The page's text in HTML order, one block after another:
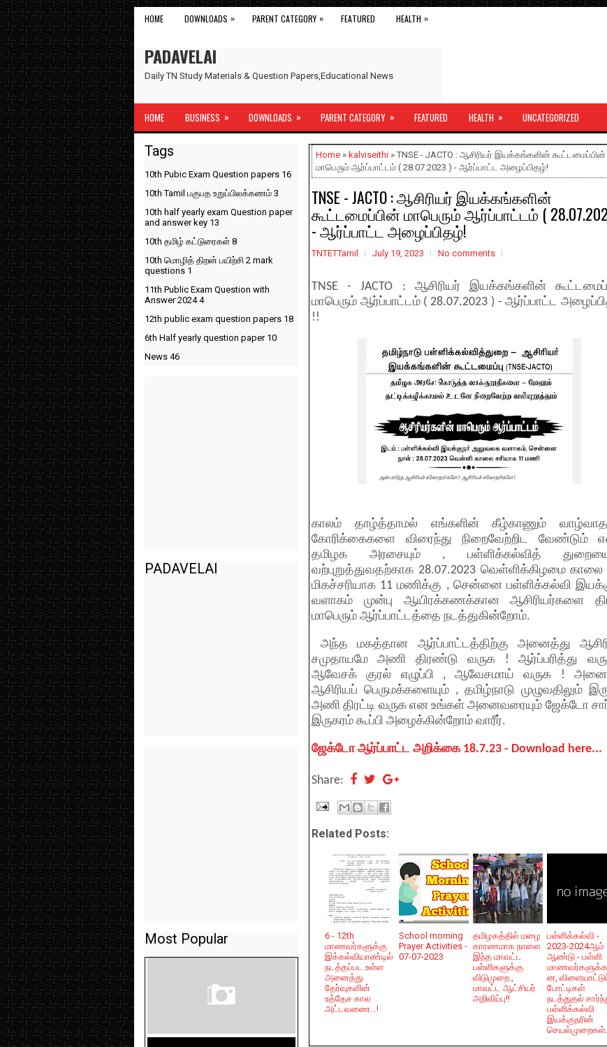
HOME DOWNLOADS » PARENT CATEGORY » FEATURED HEALTH »
PADAVELAI
Daily TN Study Materials & Question Papers,Educational News
HOME BUSINESS » DOWNLOADS » PARENT CATEGORY » FEATURED HEALTH » UNCATEGORIZED
Home » kalviseithi » TNSE - JACTO : ஆசிரியர் இயக்கங்களின் கூட்டமைப்பின்
மாபெரும் ஆர்ப்பாட்டம் ( 28.07.2023 ) - ஆர்ப்பாட்ட அழைப்பிதழ்!
TNSE - JACTO : ஆசிரியர் இயக்கங்களின்
கூட்டமைப்பின் மாபெரும் ஆர்ப்பாட்டம் (
- ஆர்ப்பாட்ட அழைப்பிதழ்!
TNTETTamil July 19, 2023 No comments
TNSE - JACTO : ஆசிரியர் இயக்கங்களின்
மாபெரும் ஆர்ப்பாட்டம் ( 28.07.2023 ) - ஆர்ப்பாட்ட
!!
காலம் தாழ்த்தாமல் எங்களின் கீழ்காணும்
கோரிக்கைகளை விரைந்து நிறைவேற்றிட வேண்டும்
தமிழக அரசையும் , பள்ளிக்கல்வித்
வற்புறுத்துவதற்காக 28.07.2023 வெள்ளிக்கிழமை காலை
மிகச்சரியாக 11 மணிக்கு , சென்னை பள்ளிக்கல்வி
வளாகம் முன்பு ஆயிரக்கணக்கான ஆசிரியர்களை
மாபெரும் ஆர்ப்பாட்டத்தை நடத்துகின்றோம்.
அந்த மகத்தான ஆர்ப்பாட்டத்திற்கு அனைத்து
சமுதாயமே அணி திரண்டு வருக ! ஆர்ப்பரித்து
ஆவேசக் குரல் எழுப்பி , ஆவேசமாய் வருக !
ஆசிரியப் பெருமக்களையும் , தமிழ்நாடு முழுவதிலும்
அணி திரட்டி வருக என உங்கள் அனைவரையும் ஜேக்டோ
இருகரம் கூப்பி அழைக்கின்றோம் வாரீர்.
ஜேக்டோ ஆர்ப்பாட்ட அறிக்கை 18.7.23 - Download here...
Share:
Related Posts:
6 - 12th
மாணவர்களுக்கு
இக்கல்வியாண்டில்
நடத்தப்பட உள்ள
அனைத்து
தேர்வுகளின்
உத்தேச கால
அட்டவணை...!
School morning
Prayer Activities -
07-07-2023
தமிழகத்தில் மழை
காரணமாக நாளை
இந்த மாவட்ட
பள்ளிகளுக்கு
விடுமுறை.,
மாவட்ட ஆட்சியர்
அறிவிப்பு!!
பள்ளிக்கல்வி -
2023-2024ஆம்
ஆண்டு - பள்ளி
ன,
போட்டிகள்
நடத்துதல்
பள்ளிக்கல்வி
இயக்குநரின்
Tags
10th Pubic Exam Question papers 16
10th Tamil பகுபத உறுப்பிலக்கணம் 3
10th half yearly exam Question paper
and answer key 13
10th தமிழ் கட்டுரைகள் 8
10th மொழித் திறன் பயிற்சி 2 mark
questions 1
11th Public Exam Question with
Answer 20244
12th public exam question papers 18
6th Half yearly question paper 10
News 46
PADAVELAI
Most Popular